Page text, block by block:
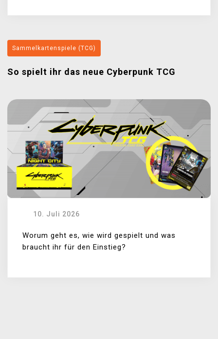
Sammelkartenspiele (TCG)
So spielt ihr das neue Cyberpunk TCG
10. Juli 2026
Worum geht es, wie wird gespielt und was
braucht ihr für den Einstieg?